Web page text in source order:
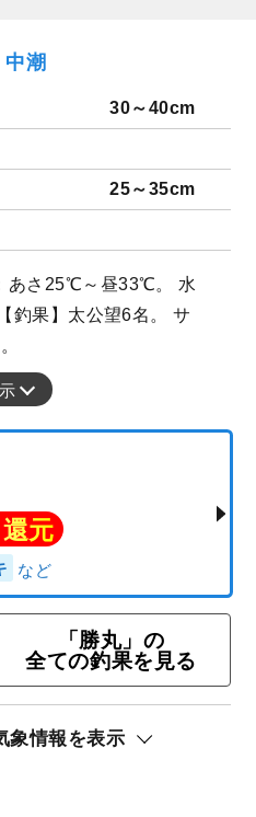
潮
30～40cm
25～35cm
あさ25℃～昼33℃。 水
果】太公望6名。 サ
ト還元
「勝丸」の
全ての釣果を見る
象情報を表示